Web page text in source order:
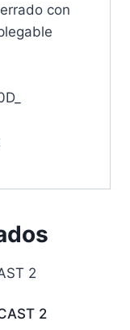
con
2